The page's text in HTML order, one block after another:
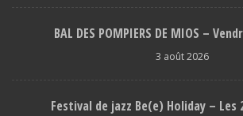
BAL DES POMPIERS DE MIOS –
3 août 2026
Festival de jazz Be(e) Holiday – Les